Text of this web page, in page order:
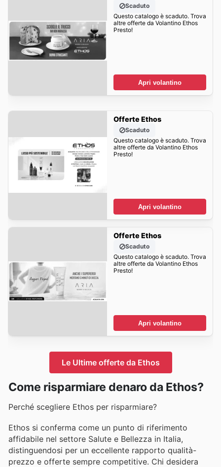
Scaduto
Questo catalogo è scaduto. Trova
altre offerte da Volantino Ethos
Presto!
Apri volantino
Offerte Ethos
Scaduto
Questo catalogo è scaduto. Trova
altre offerte da Volantino Ethos
Presto!
Apri volantino
Offerte Ethos
Scaduto
Questo catalogo è scaduto. Trova
altre offerte da Volantino Ethos
Presto!
Apri volantino
Le Ultime offerte da Ethos
Come risparmiare denaro da Ethos?
Perché scegliere Ethos per risparmiare?
Ethos si conferma come un punto di riferimento
affidabile nel settore Salute e Bellezza in Italia,
distinguendosi per un eccellente rapporto qualità-
prezzo e offerte sempre competitive. Chi desidera